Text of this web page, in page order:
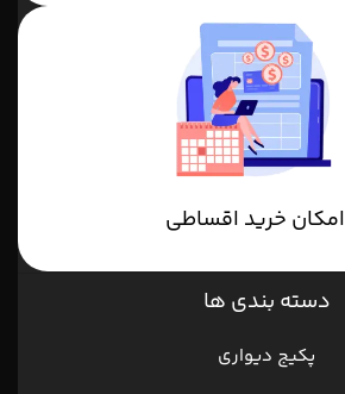
امکان خرید اقساطی
دسته بندی ها
پکیج دیواری